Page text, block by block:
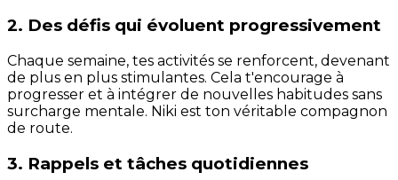
2. Des défis qui évoluent progressivement
Chaque semaine, tes activités se renforcent, devenant
de plus en plus stimulantes. Cela t'encourage à
progresser et à intégrer de nouvelles habitudes sans
surcharge mentale. Niki est ton véritable compagnon
de route.
3. Rappels et tâches quotidiennes